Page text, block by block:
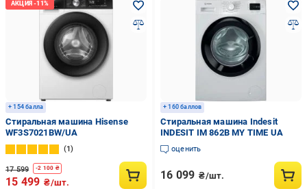
+ 154 балла
Стиральная машина Hisense
WF3S7021BW/UA
1
17 599 -2 100 ₴
15 499 ₴/шт.
+ 160 баллов
Стиральная машина Indesit
INDESIT IM 862B MY TIME UA
оценить
16 099 ₴/шт.